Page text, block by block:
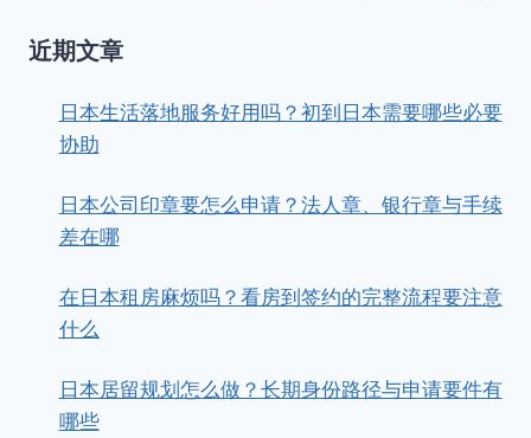
近期文章
日本生活落地服务好用吗？初到日本需要哪些必要
协助
日本公司印章要怎么申请？法人章、银行章与手续
差在哪
在日本租房麻烦吗？看房到签约的完整流程要注意
什么
日本居留规划怎么做？长期身份路径与申请要件有
哪些